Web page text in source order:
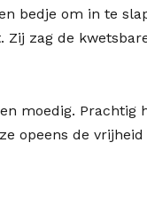
bedje om in te
zag de
moedig.
opeens de